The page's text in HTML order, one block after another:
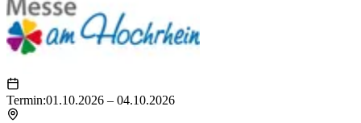
Termin:01.10.2026 – 04.10.2026